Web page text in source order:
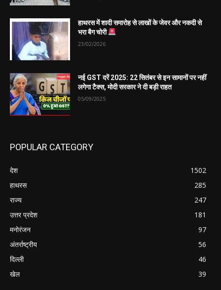
हाथरस में शादी समारोह से लाखों के जेवर और नकदी से
भरा बैग चोरी
23/02/2026
नई GST दरें 2025: 22 सितंबर से इन सामानों पर नहीं
लगेगा टैक्स, मोदी सरकार ने दी बड़ी राहत
05/09/2025
POPULAR CATEGORY
देश
1502
हाथरस
285
राज्य
247
उत्तर प्रदेश
181
मनोरंजन
97
अंतर्राष्ट्रीय
56
दिल्ली
46
खेल
39